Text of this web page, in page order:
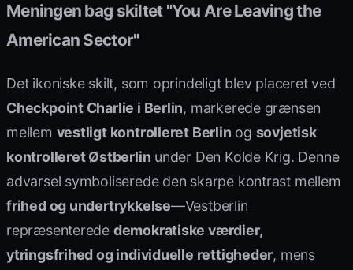
Meningen bag skiltet "You Are Leaving the
American Sector"
Det ikoniske skilt, som oprindeligt blev placeret ved
Checkpoint Charlie i Berlin, markerede grænsen
mellem vestligt kontrolleret Berlin og sovjetisk
kontrolleret Østberlin under Den Kolde Krig. Denne
advarsel symboliserede den skarpe kontrast mellem
frihed og undertrykkelse—Vestberlin
repræsenterede demokratiske værdier,
ytringsfrihed og individuelle rettigheder, mens